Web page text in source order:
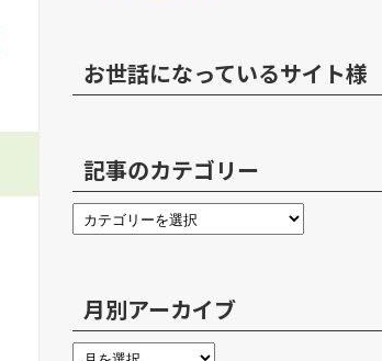
お世話になっているサイト様
記事のカテゴリー
月別アーカイブ